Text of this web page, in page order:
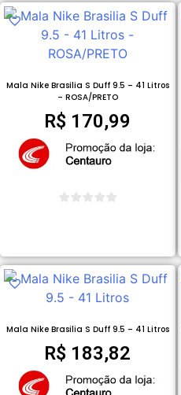
Mala Nike Brasilia S Duff 9.5 – 41 Litros
– ROSA/PRETO
R$ 170,99
Mala Nike Brasilia S Duff 9.5 – 41 Litros
R$ 183,82